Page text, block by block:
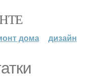
дома дизайн